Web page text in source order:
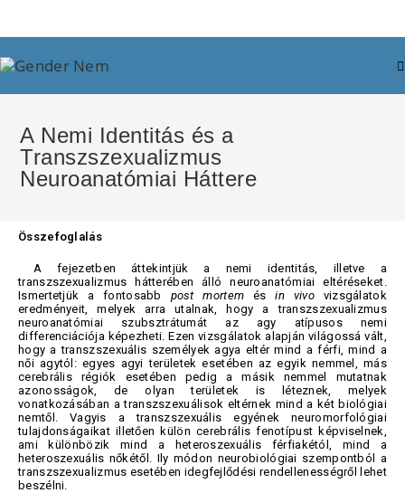
A Nemi Identitás és a
Transzszexualizmus
Neuroanatómiai Háttere
Összefoglalás
A fejezetben áttekintjük a nemi identitás, illetve a
transzszexualizmus hátterében álló neuroanatómiai eltéréseket.
Ismertetjük a fontosabb post mortem ésin vivovizsgálatok
eredményeit, melyek arra utalnak, hogy a transzszexualizmus
neuroanatómiai szubsztrátumát az agy atípusos nemi
differenciációja képezheti. Ezen vizsgálatok alapján világossá vált,
hogy a transzszexuális személyek agya eltér mind a férfi, mind a
női agytól: egyes agyi területek esetében az egyik nemmel, más
cerebrális régiók esetében pedig a másik nemmel mutatnak
azonosságok, de olyan területek is léteznek, melyek
vonatkozásában a transzszexuálisok eltérnek mind a két biológiai
nemtől. Vagyis a transzszexuális egyének neuromorfológiai
tulajdonságaikat illetően külön cerebrális fenotípust képviselnek,
ami különbözik mind a heteroszexuális férfiakétól, mind a
heteroszexuális nőkétől. Ily módon neurobiológiai szempontból a
transzszexualizmus esetében idegfejlődési rendellenességről lehet
beszélni.